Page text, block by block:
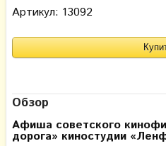
Артикул: 13092
Обзор
Афиша советского
дорога» киностудии